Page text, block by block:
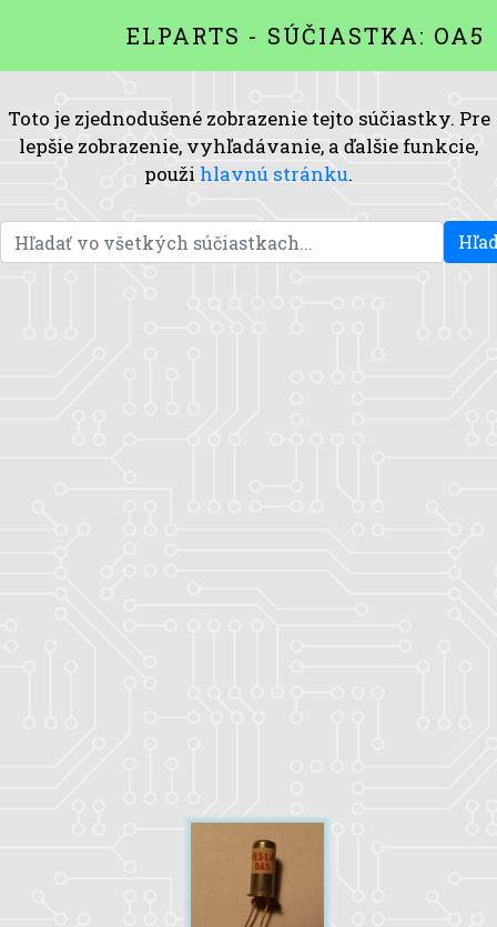
ELPARTS - SÚČIASTKA: OA5
Toto je zjednodušené zobrazenie tejto súčiastky. Pre
lepšie zobrazenie, vyhľadávanie, a ďalšie funkcie,
použi hlavnú stránku.